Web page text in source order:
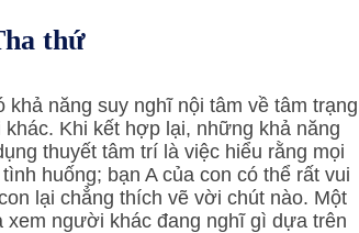
thứ
năng suy nghĩ nội tâm về tâm trạng
Khi kết hợp lại, những khả năng
thuyết tâm trí là việc hiểu rằng mọi
huống; bạn A của con có thể rất vui
lại chẳng thích vẽ vời chút nào. Một
người khác đang nghĩ gì dựa trên